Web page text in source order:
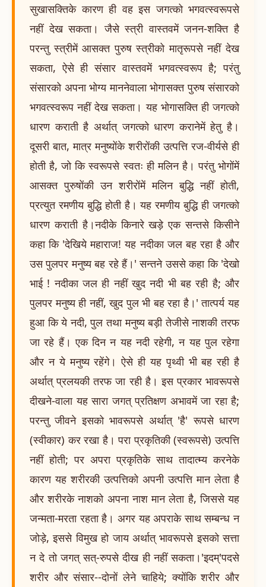
सुखासक्तिके कारण ही वह इस जगत्को भगवत्स्वरूपसे
नहीं देख सकता। जैसे स्त्री वास्तवमें जनन-शक्ति है
परन्तु स्त्रीमें आसक्त पुरुष स्त्रीको मातृरूपसे नहीं देख
सकता, ऐसे ही संसार वास्तवमें भगवत्स्वरूप है; परंतु
संसारको अपना भोग्य माननेवाला भोगासक्त पुरुष संसारको
भगवत्स्वरूप नहीं देख सकता। यह भोगासक्ति ही जगत्को
धारण कराती है अर्थात् जगत्को धारण करानेमें हेतु है।
दूसरी बात, मात्र मनुष्योंके शरीरोंकी उत्पत्ति रज-वीर्यसे ही
होती है, जो कि स्वरूपसे स्वतः ही मलिन है। परंतु भोगोंमें
आसक्त पुरुषोंकी उन शरीरोंमें मलिन बुद्धि नहीं होती,
प्रत्युत रमणीय बुद्धि होती है। यह रमणीय बुद्धि ही जगत्को
धारण कराती है।नदीके किनारे खड़े एक सन्तसे किसीने
कहा कि 'देखिये महाराज! यह नदीका जल बह रहा है और
उस पुलपर मनुष्य बह रहे हैं।' सन्तने उससे कहा कि 'देखो
भाई ! नदीका जल ही नहीं खुद नदी भी बह रही है; और
पुलपर मनुष्य ही नहीं, खुद पुल भी बह रहा है।' तात्पर्य यह
हुआ कि ये नदी, पुल तथा मनुष्य बड़ी तेजीसे नाशकी तरफ
जा रहे हैं। एक दिन न यह नदी रहेगी, न यह पुल रहेगा
और न ये मनुष्य रहेंगे। ऐसे ही यह पृथ्वी भी बह रही है
अर्थात् प्रलयकी तरफ जा रही है। इस प्रकार भावरूपसे
दीखने-वाला यह सारा जगत् प्रतिक्षण अभावमें जा रहा है;
परन्तु जीवने इसको भावरूपसे अर्थात् 'है' रूपसे धारण
(स्वीकार) कर रखा है। परा प्रकृतिकी (स्वरूपसे) उत्पत्ति
नहीं होती; पर अपरा प्रकृतिके साथ तादात्म्य करनेके
कारण यह शरीरकी उत्पत्तिको अपनी उत्पत्ति मान लेता है
और शरीरके नाशको अपना नाश मान लेता है, जिससे यह
जन्मता-मरता रहता है। अगर यह अपराके साथ सम्बन्ध न
जोड़े, इससे विमुख हो जाय अर्थात् भावरूपसे इसको सत्ता
न दे तो जगत् सत्-रुपसे दीख ही नहीं सकता।'इदम्'पदसे
शरीर और संसार--दोनों लेने चाहिये; क्योंकि शरीर और